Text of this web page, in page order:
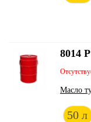
Масло
50 л
8014 Р